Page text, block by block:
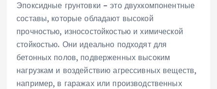
Эпоксидные грунтовки – это двухкомпонентные
составы, которые обладают высокой
прочностью, износостойкостью и химической
стойкостью. Они идеально подходят для
бетонных полов, подверженных высоким
нагрузкам и воздействию агрессивных веществ,
например, в гаражах или производственных